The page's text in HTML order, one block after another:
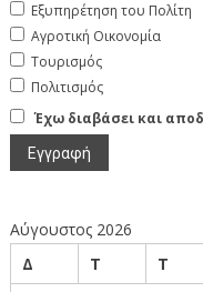
Εξυπηρέτηση του Πολίτη
Αγροτική Οικονομία
Τουρισμός
Πολιτισμός
Έχω διαβάσει και
Αύγουστος 2026
Δ
Τ Τ